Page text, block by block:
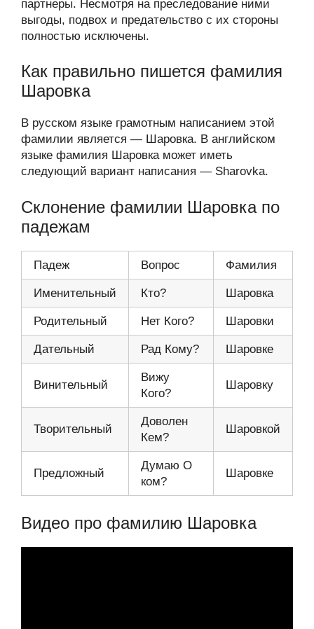
партнеры. Несмотря на преследование ними
выгоды, подвох и предательство с их стороны
полностью исключены.
Как правильно пишется фамилия
Шаровка
В русском языке грамотным написанием этой
фамилии является — Шаровка. В английском
языке фамилия Шаровка может иметь
следующий вариант написания — Sharovka.
Склонение фамилии Шаровка по
падежам
Падеж Вопрос Фамилия
Именительный Кто? Шаровка
Родительный Нет Кого? Шаровки
Дательный Рад Кому? Шаровке
Винительный
Вижу
Кого?
Шаровку
Творительный
Доволен
Кем?
Шаровкой
Предложный
Думаю О
ком?
Шаровке
Видео про фамилию Шаровка